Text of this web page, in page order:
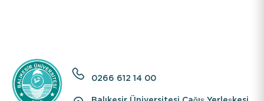
0266 612 14 00